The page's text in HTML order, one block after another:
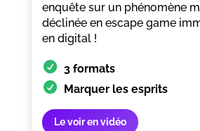
enquête sur un phénomène
déclinée en escape game
en digital !
3 formats
Marquer les esprits
Le voir en vidéo